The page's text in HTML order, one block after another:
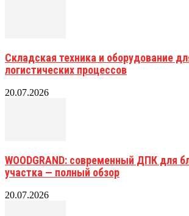
Складская техника и оборудование
логистических процессов
20.07.2026
WOODGRAND: современный ДПК для
участка — полный обзор
20.07.2026